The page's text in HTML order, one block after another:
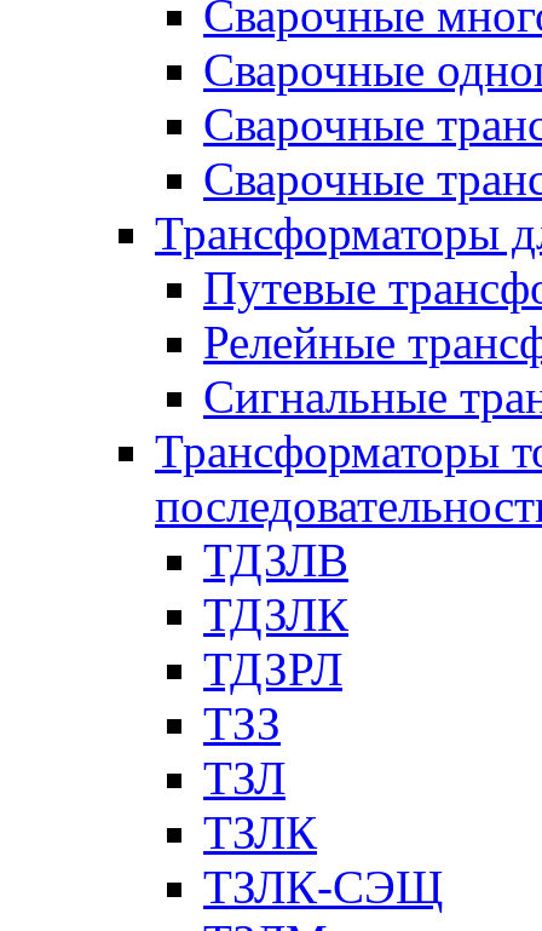
Сварочные
Сварочные
Сварочные
Сварочные
Трансформаторы
Путевые
Релейные
Сигнальные
Трансформаторы
ТДЗЛВ
ТДЗЛК
ТДЗРЛ
ТЗЗ
ТЗЛ
ТЗЛК
ТЗЛК-СЭЩ